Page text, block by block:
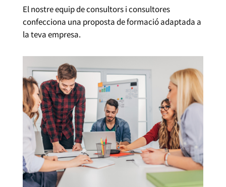
El nostre equip de consultors i consultores
confecciona una proposta de formació adaptada a
la teva empresa.